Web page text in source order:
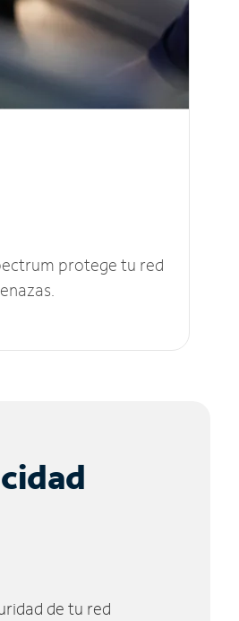
protege tu red
de tu red